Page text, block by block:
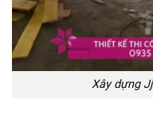
Xây dựng